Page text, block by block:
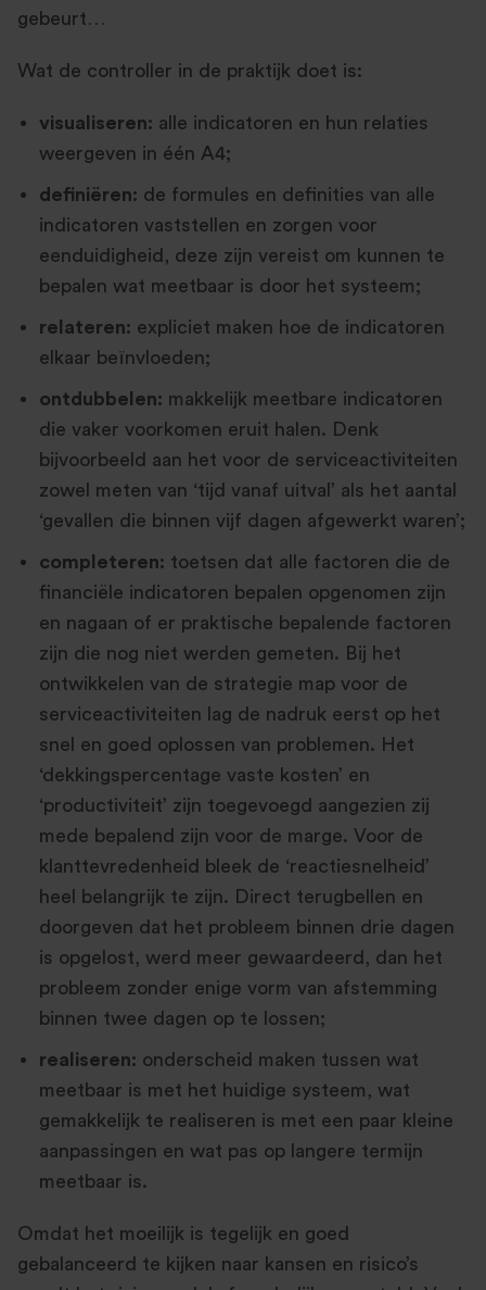
gebeurt…
Wat de controller in de praktijk doet is:
visualiseren: alle indicatoren en hun relaties
weergeven in één A4;
definiëren: de formules en definities van alle
indicatoren vaststellen en zorgen voor
eenduidigheid, deze zijn vereist om kunnen te
bepalen wat meetbaar is door het systeem;
relateren: expliciet maken hoe de indicatoren
elkaar beïnvloeden;
ontdubbelen: makkelijk meetbare indicatoren
die vaker voorkomen eruit halen. Denk
bijvoorbeeld aan het voor de serviceactiviteiten
zowel meten van ‘tijd vanaf uitval’ als het aantal
‘gevallen die binnen vijf dagen afgewerkt waren’;
completeren: toetsen dat alle factoren die de
financiële indicatoren bepalen opgenomen zijn
en nagaan of er praktische bepalende factoren
zijn die nog niet werden gemeten. Bij het
ontwikkelen van de strategie map voor de
serviceactiviteiten lag de nadruk eerst op het
snel en goed oplossen van problemen. Het
‘dekkingspercentage vaste kosten’ en
‘productiviteit’ zijn toegevoegd aangezien zij
mede bepalend zijn voor de marge. Voor de
klanttevredenheid bleek de ‘reactiesnelheid’
heel belangrijk te zijn. Direct terugbellen en
doorgeven dat het probleem binnen drie dagen
is opgelost, werd meer gewaardeerd, dan het
probleem zonder enige vorm van afstemming
binnen twee dagen op te lossen;
realiseren: onderscheid maken tussen wat
meetbaar is met het huidige systeem, wat
gemakkelijk te realiseren is met een paar kleine
aanpassingen en wat pas op langere termijn
meetbaar is.
Omdat het moeilijk is tegelijk en goed
gebalanceerd te kijken naar kansen en risico’s